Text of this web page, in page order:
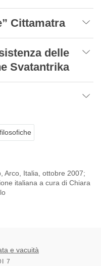
Cittamatra
delle
Svatantrika
Arco, Italia, ottobre 2007;
italiana a cura di Chiara
e vacuità
7